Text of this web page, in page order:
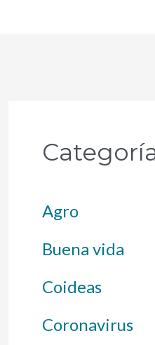
Agro
Buena vida
Coideas
Coronavirus